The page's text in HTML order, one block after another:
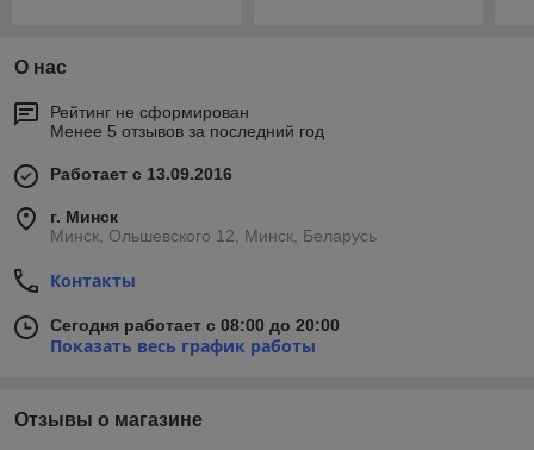
О нас
Рейтинг не сформирован
Менее 5 отзывов за последний год
Работает с 13.09.2016
г. Минск
Минск, Ольшевского 12, Минск, Беларусь
Контакты
Сегодня работает с 08:00 до 20:00
Показать весь график работы
Отзывы о магазине